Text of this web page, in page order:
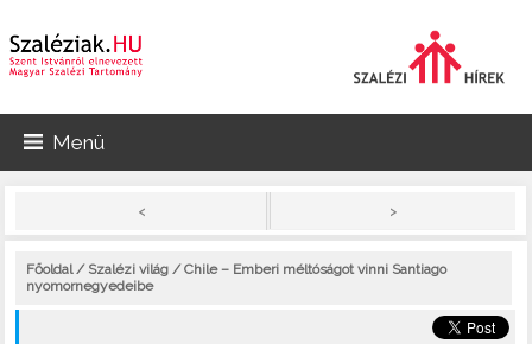
Menü
< >
Főoldal/ Szalézi világ / Chile – Emberi méltóságot vinni Santiago
nyomornegyedeibe